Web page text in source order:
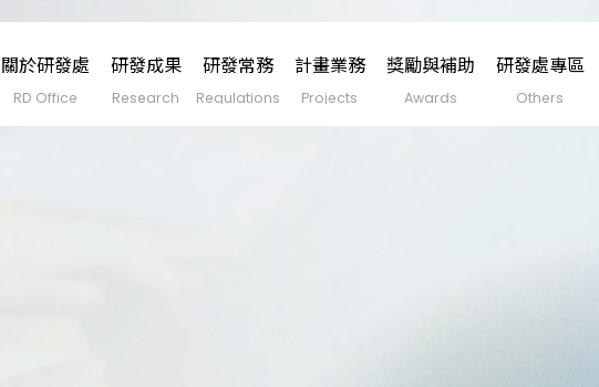
關於研發處 研發成果 研發常務 計畫業務 獎勵與補助 研發處專區